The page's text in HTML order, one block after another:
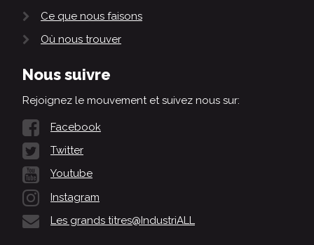
Ce que nous faisons
Où nous trouver
Nous suivre
Rejoignez le mouvement et suivez nous sur:
Facebook
Twitter
Youtube
Instagram
Les grands titres@IndustriALL